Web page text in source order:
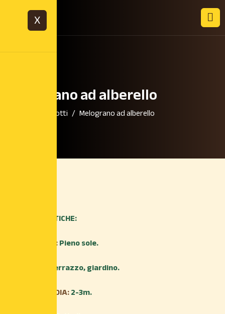
X
Melograno ad alberello
Prodotti Melograno ad alberello
CARATTERISTICHE:
ESPOSIZIONE:Pieno sole.
Terrazzo, giardino.
ALTEZZA MEDIA:2-3m.